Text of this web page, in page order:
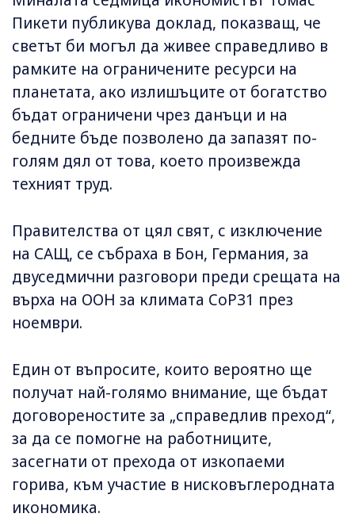
Пикети публикува доклад, показващ, че
светът би могъл да живее справедливо в
рамките на ограничените ресурси на
планетата, ако излишъците от богатство
бъдат ограничени чрез данъци и на
бедните бъде позволено да запазят по-
голям дял от това, което произвежда
техният труд.
Правителства от цял ​​свят, с изключение
на САЩ, се събраха в Бон, Германия, за
двуседмични разговори преди срещата на
върха на ООН за климата CoP31 през
ноември.
Един от въпросите, които вероятно ще
получат най-голямо внимание, ще бъдат
договореностите за „справедлив преход“,
за да се помогне на работниците,
засегнати от прехода от изкопаеми
горива, към участие в нисковъглеродната
икономика.